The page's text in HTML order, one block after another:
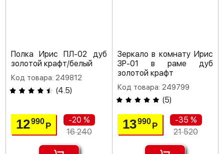
Полка Ирис ПЛ-02 дуб
золотой крафт/белый
Код товара: 249812
(4.5)
12990Р
-20 %
16 240
Зеркало в комнату Ирис
ЗР-01 в раме дуб
золотой крафт
Код товара: 249799
(5)
13990 Р
-35 %
21 520